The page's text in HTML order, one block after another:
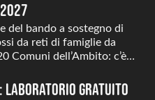
del bando a sostegno di
da reti di famiglie da
Comuni dell’Ambito: c’è…
laboratorio gratuito